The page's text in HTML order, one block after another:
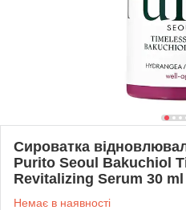
Сироватка
Purito Seoul Bakuchiol
Revitalizing Serum 30 ml
Немає в наявності